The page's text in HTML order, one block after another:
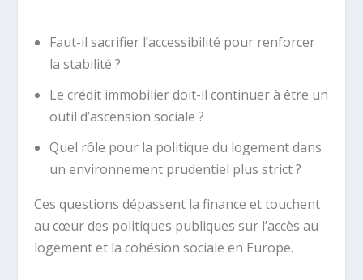
Faut-il sacrifier l’accessibilité pour renforcer
la stabilité ?
Le crédit immobilier doit-il continuer à être un
outil d’ascension sociale ?
Quel rôle pour la politique du logement dans
un environnement prudentiel plus strict ?
Ces questions dépassent la finance et touchent
au cœur des politiques publiques sur l’accès au
logement et la cohésion sociale en Europe.